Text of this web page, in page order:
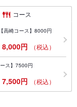
コース
高崎コース】8000円
8,000円 （税込）
ス】7500円
7,500円 （税込）